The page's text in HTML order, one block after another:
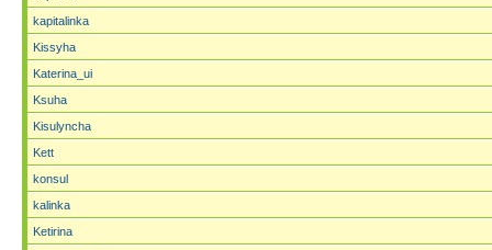
kapitalinka
Kissyha
Katerina_ui
Ksuha
Kisulyncha
Kett
konsul
kalinka
Ketirina